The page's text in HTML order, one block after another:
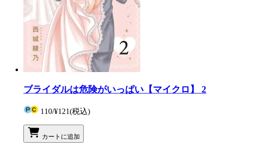
ブライダルは危険がいっぱい【マイクロ】 2
110/¥121(税込)
カートに追加